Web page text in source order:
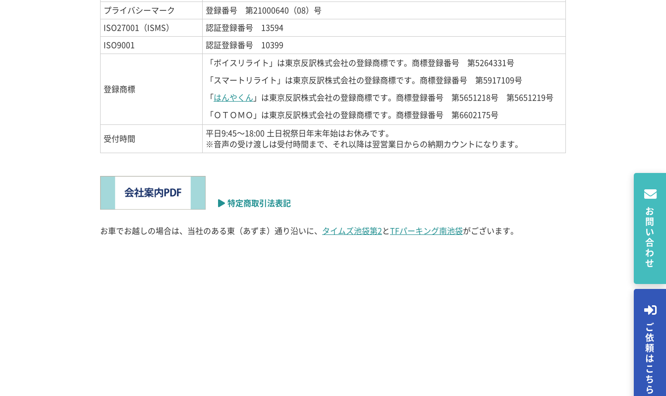
プライバシーマーク 登録番号 第21000640（08）号
ISO27001（ISMS） 認証登録番号 13594
ISO9001 認証登録番号 10399
登録商標
「ボイスリライト」は東京反訳株式会社の登録商標です。 商標登録番号 第5264331号
「スマートリライト」は東京反訳株式会社の登録商標です。 商標登録番号 第5917109号
「 はんやくん 」は東京反訳株式会社の登録商標です。 商標登録番号 第5651218号 第5651219号
「ＯＴＯＭＯ」は東京反訳株式会社の登録商標です。 商標登録番号 第6602175号
受付時間
平日9:45〜18:00 土日祝祭日年末年始はお休みです。
※音声の受け渡しは受付時間まで、それ以降は翌営業日からの納期カウントになります。
特定商取引法表記
お車でお越しの場合は、当社のある東（あずま）通り沿いに、 タイムズ池袋第2 とTFパーキング南池袋がございます。 お問い合わせ
ご依頼はこちら